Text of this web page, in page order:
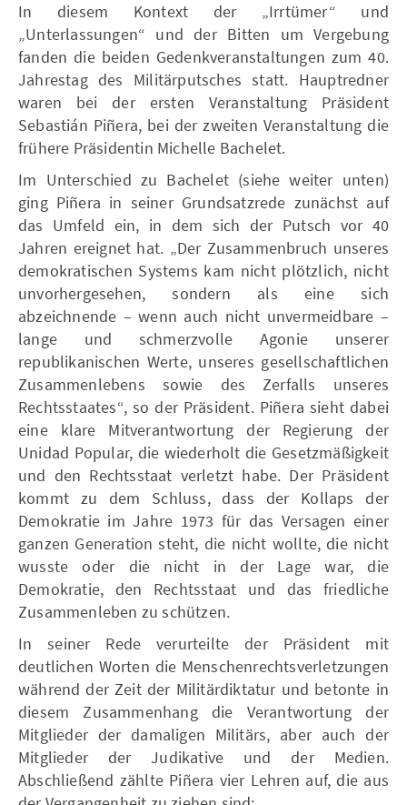
In diesem Kontext der „Irrtümer“ und
„Unterlassungen“ und der Bitten um Vergebung
fanden die beiden Gedenkveranstaltungen zum 40.
Jahrestag des Militärputsches statt. Hauptredner
waren bei der ersten Veranstaltung Präsident
Sebastián Piñera, bei der zweiten Veranstaltung die
frühere Präsidentin Michelle Bachelet.
Im Unterschied zu Bachelet (siehe weiter unten)
ging Piñera in seiner Grundsatzrede zunächst auf
das Umfeld ein, in dem sich der Putsch vor 40
Jahren ereignet hat. „Der Zusammenbruch unseres
demokratischen Systems kam nicht plötzlich, nicht
unvorhergesehen, sondern als eine sich
abzeichnende – wenn auch nicht unvermeidbare –
lange und schmerzvolle Agonie unserer
republikanischen Werte, unseres gesellschaftlichen
Zusammenlebens sowie des Zerfalls unseres
Rechtsstaates“, so der Präsident. Piñera sieht dabei
eine klare Mitverantwortung der Regierung der
Unidad Popular, die wiederholt die Gesetzmäßigkeit
und den Rechtsstaat verletzt habe. Der Präsident
kommt zu dem Schluss, dass der Kollaps der
Demokratie im Jahre 1973 für das Versagen einer
ganzen Generation steht, die nicht wollte, die nicht
wusste oder die nicht in der Lage war, die
Demokratie, den Rechtsstaat und das friedliche
Zusammenleben zu schützen.
In seiner Rede verurteilte der Präsident mit
deutlichen Worten die Menschenrechtsverletzungen
während der Zeit der Militärdiktatur und betonte in
diesem Zusammenhang die Verantwortung der
Mitglieder der damaligen Militärs, aber auch der
Mitglieder der Judikative und der Medien.
Abschließend zählte Piñera vier Lehren auf, die aus